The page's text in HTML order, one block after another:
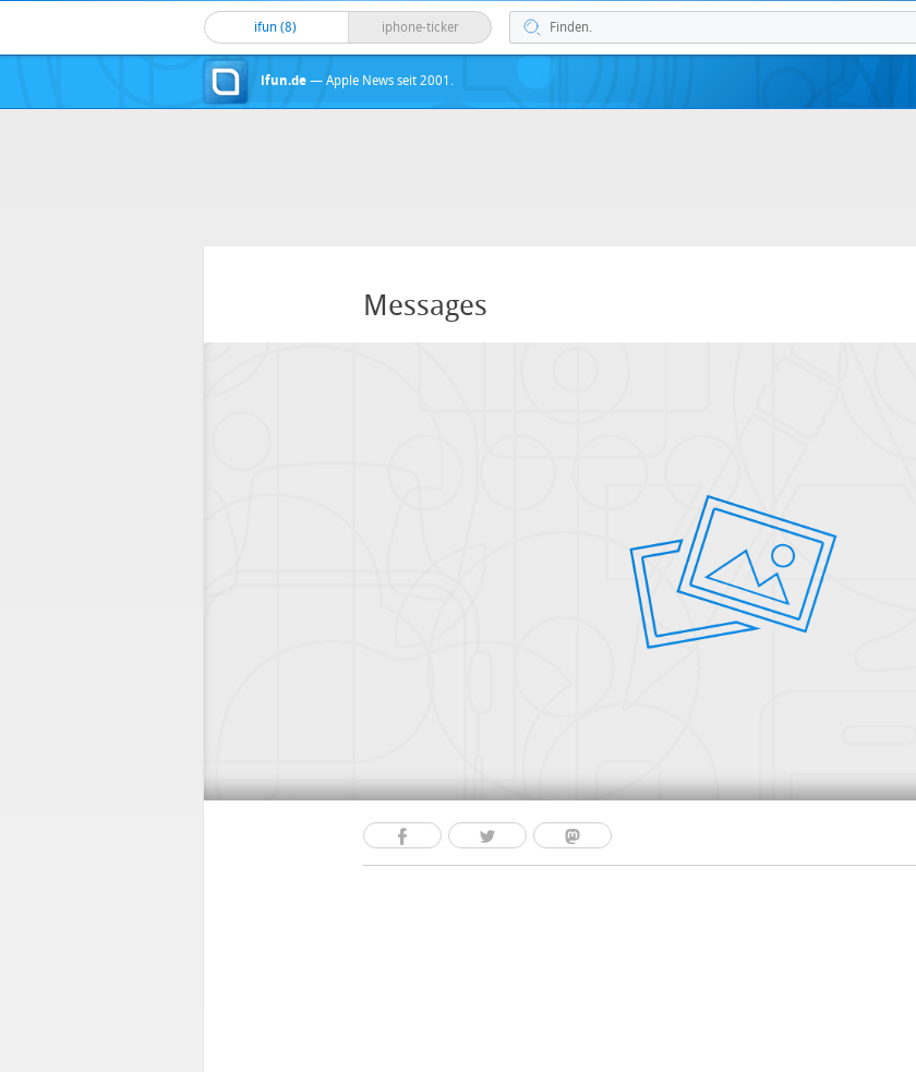
ifun (8) iphone-ticker
ifun.de — Apple News seit 2001.
Messages